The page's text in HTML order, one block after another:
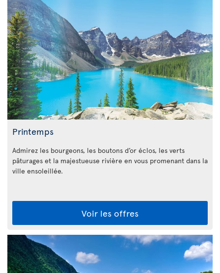
Printemps
Admirez les bourgeons, les boutons d’or éclos, les verts
pâturages et la majestueuse rivière en vous promenant dans la
ville ensoleillée.
Voir les offres